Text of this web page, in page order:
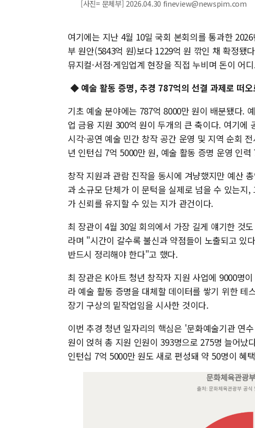
[사진= 문체부] 2026.04.30 fineview@newspim.com
여기에는 지난 4월 10일 국회 본회의를 통과한
부 원안(5843억 원)보다 1229억 원 깎인 채 확정됐
뮤지컬·서점·게임업계 현장을 직접 누비며 돈이 어
◆ 예술 활동 증명, 추경 787억의 선결 과제로 떠오
기초 예술 분야에는 787억 8000만 원이 배분됐다.
업 금융 지원 300억 원이 두개의 큰 축이다. 여기에
시각·공연 예술 민간 창작 공간 운영 및 지역 순회
년 인턴십 7억 5000만 원, 예술 활동 증명 운영 인력
창작 지원과 관람 진작을 동시에 겨냥했지만 예산
과 소규모 단체가 이 문턱을 실제로 넘을 수 있는지
가 신뢰를 유지할 수 있는 지가 관건이다.
최 장관이 4월 30일 회의에서 가장 길게 얘기한 것
라며 "시간이 갈수록 불신과 약점들이 노출되고 있
반드시 정리해야 한다"고 했다.
최 장관은 K아트 청년 창작자 지원 사업에 9000명
라 예술 활동 증명을 대체할 데이터를 쌓기 위한
장기 구상의 밑작업임을 시사한 것이다.
이번 추경 청년 일자리의 핵심은 '문화예술기관 연
원이 얹혀 총 지원 인원이 393명으로 275명 늘어났
인턴십 7억 5000만 원도 새로 편성돼 약 50명이 혜